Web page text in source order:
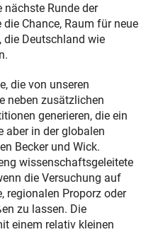
Runde der
Chance, Raum für neue
die Deutschland wie
die von unseren
neben zusätzlichen
generieren, die ein
aber in der globalen
Becker und Wick.
wissenschaftsgeleitete
die Versuchung auf
regionalen Proporz oder
zu lassen. Die
einem relativ kleinen